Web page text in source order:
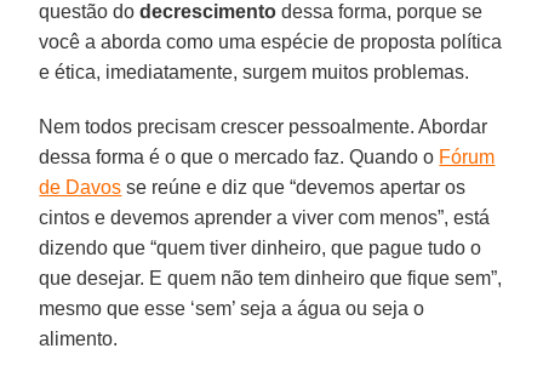
questão dodecrescimento dessa forma, porque se
você a aborda como uma espécie de proposta política
e ética, imediatamente, surgem muitos problemas.
Nem todos precisam crescer pessoalmente. Abordar
dessa forma é o que o mercado faz. Quando o Fórum
de Davos se reúne e diz que “devemos apertar os
cintos e devemos aprender a viver com menos”, está
dizendo que “quem tiver dinheiro, que pague tudo o
que desejar. E quem não tem dinheiro que fique sem”,
mesmo que esse ‘sem’ seja a água ou seja o
alimento.